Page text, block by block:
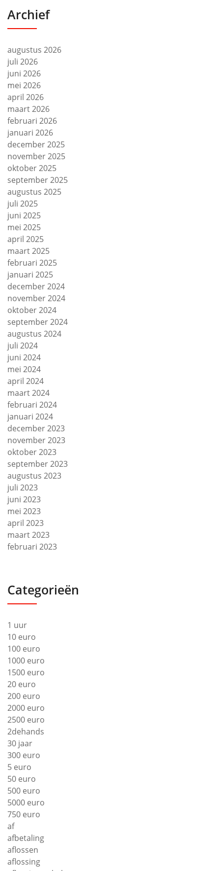
Archief
augustus 2026
juli 2026
juni 2026
mei 2026
april 2026
maart 2026
februari 2026
januari 2026
december 2025
november 2025
oktober 2025
september 2025
augustus 2025
juli 2025
juni 2025
mei 2025
april 2025
maart 2025
februari 2025
januari 2025
december 2024
november 2024
oktober 2024
september 2024
augustus 2024
juli 2024
juni 2024
mei 2024
april 2024
maart 2024
februari 2024
januari 2024
december 2023
november 2023
oktober 2023
september 2023
augustus 2023
juli 2023
juni 2023
mei 2023
april 2023
maart 2023
februari 2023
Categorieën
1 uur
10 euro
100 euro
1000 euro
1500 euro
20 euro
200 euro
2000 euro
2500 euro
2dehands
30 jaar
300 euro
5 euro
50 euro
500 euro
5000 euro
750 euro
af
afbetaling
aflossen
aflossing